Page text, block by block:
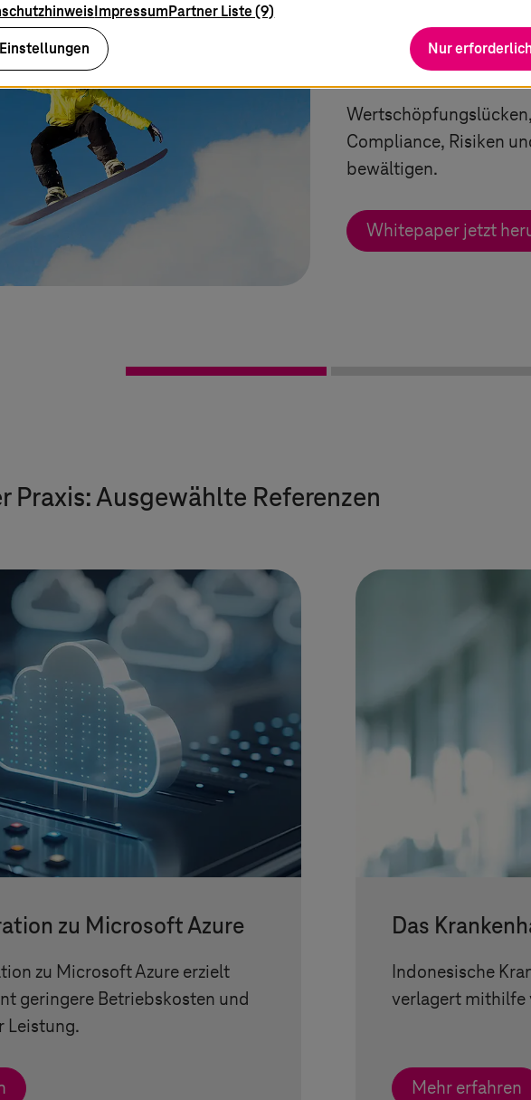
Whitepaper:
Strategie
Compliance, Risiken
bewältigen.
Whitepaper jetzt
Praxis: Ausgewählte Referenzen
zu Microsoft Azure
zu Microsoft Azure erzielt
geringere Betriebskosten und
Leistung.
Das
Indonesische
verlagert mithilfe
Mehr erfahren
ImpressumPartner Liste (9)
Einstellungen
Nur